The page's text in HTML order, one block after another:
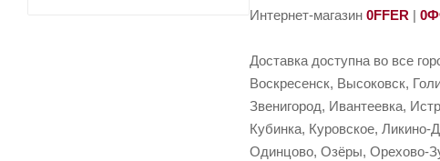
Интернет-магазин 0FFER |
Доставка доступна во все
Воскресенск, Высоковск,
Звенигород, Ивантеевка,
Кубинка, Куровское,
Одинцово, Озёры, Орехово-